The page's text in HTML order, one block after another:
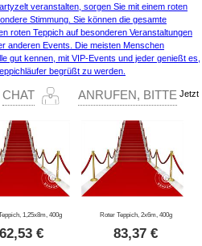
veranstalten, sorgen Sie mit einem roten
Stimmung. Sie können die gesamte
roten Teppich auf besonderen Veranstaltungen
anderen Events. Die meisten Menschen
gut kennen, mit VIP-Events und jeder genießt es,
begrüßt zu werden.
CHAT ANRUFEN, BITTE Jetzt
1,25x8m, 400g
62,53 €
Roter Teppich, 2x6m, 400g
83,37 €